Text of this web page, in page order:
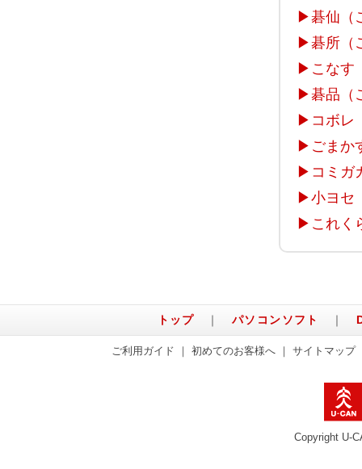
▶碁仙（
▶碁所（
▶ こなす
▶碁品（
▶ コボレ
▶ ごまか
▶ コミガ
▶小ヨセ
▶ これく
トップ ｜ パソコンソフト ｜
ご利用ガイド ｜初めてのお客様へ ｜サイトマップ
Copyright U-